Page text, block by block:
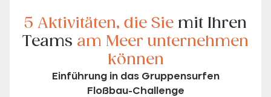
5 Aktivitäten, die Sie mit Ihren
Teams am Meer unternehmen
können
Einführung in das Gruppensurfen
Floßbau-Challenge